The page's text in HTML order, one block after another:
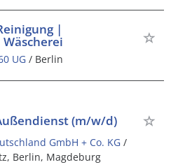
|
UG / Berlin
(m/w/d)
GmbH + Co. KG /
Berlin, Magdeburg